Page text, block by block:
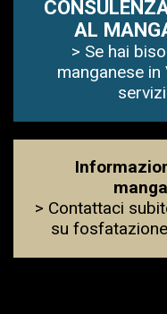
AL
> Se hai
manganese
> Contattaci
su